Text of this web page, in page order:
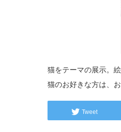
猫をテーマの展示。
猫のお好きな方は、
Tweet